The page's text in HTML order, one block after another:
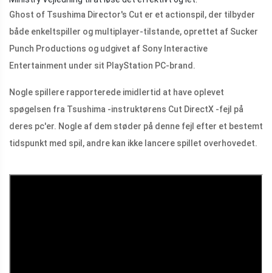
Ghost of Tsushima Director's Cut er et actionspil, der tilbyder
både enkeltspiller og multiplayer-tilstande, oprettet af Sucker
Punch Productions og udgivet af Sony Interactive
Entertainment under sit PlayStation PC-brand.
Nogle spillere rapporterede imidlertid at have oplevet
spøgelsen fra Tsushima -instruktørens Cut DirectX -fejl på
deres pc'er. Nogle af dem støder på denne fejl efter et bestemt
tidspunkt med spil, andre kan ikke lancere spillet overhovedet.